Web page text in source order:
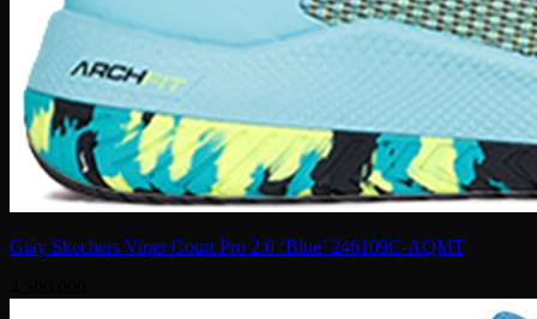
Giày Skechers Viper Court Pro 2.0 ‘Blue’ 246109C-AQMT